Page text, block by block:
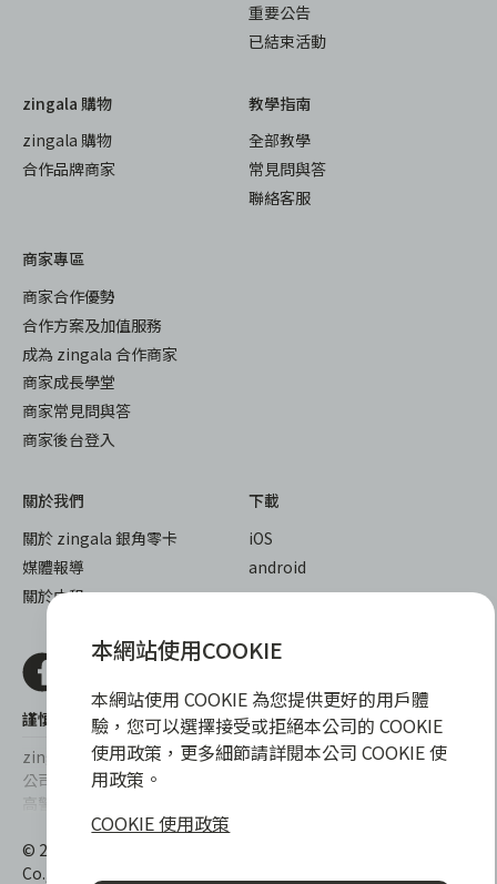
重要公告
已結束活動
zingala 購物
zingala 購物
合作品牌商家
教學指南
全部教學
常見問與答
聯絡客服
商家專區
商家合作優勢
合作方案及加值服務
成為 zingala 合作商家
商家成長學堂
商家常見問與答
商家後台登入
關於我們
關於 zingala 銀角零卡
媒體報導
關於中租
下載
iOS
android
謹慎衡量自身財務狀況，理性理財最安心
zingala銀角零卡/仲信資融沒有代辦公司及代辦業務，也未與代辦
公司合作，更不會要求您提供實體銀行提款卡或實體信用卡，請提
高警覺，勿受騙上當！
提醒您，消費前請審慎評估財務狀況，理性理財最安心。總費用年
百分率區間為0%~15.9%，實際費用率，仍以各合作商家提供之商
© 2022 仲信資融股份有限公司 Chailease Consumer Finance
Co., Ltd. All Rights Reserved.
本網站使用COOKIE
本網站使用 COOKIE 為您提供更好的用戶體
驗，您可以選擇接受或拒絕本公司的 COOKIE
使用政策，更多細節請詳閱本公司 COOKIE 使
用政策。
COOKIE 使用政策